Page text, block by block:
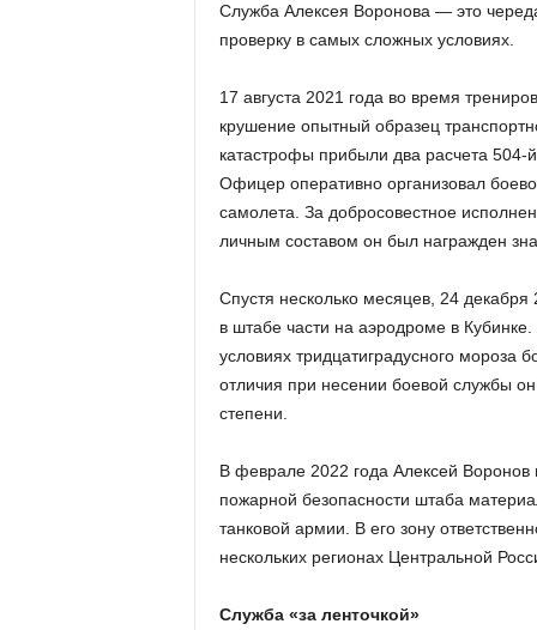
Служба Алексея Воронова — это
проверку в самых сложных условиях.
17 августа 2021 года во время
крушение опытный образец
катастрофы прибыли два расчета
Офицер оперативно организовал
самолета. За добросовестное
личным составом он был награжден
Спустя несколько месяцев, 24
в штабе части на аэродроме в
условиях тридцатиградусного мороза
отличия при несении боевой службы
степени.
В феврале 2022 года Алексей Воронов
пожарной безопасности штаба
танковой армии. В его зону
нескольких регионах Центральной
Служба «за ленточкой»